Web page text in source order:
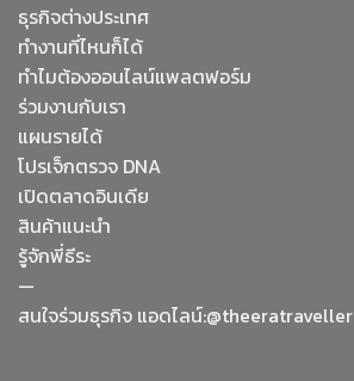
ธุรกิจต่างประเทศ
ทำงานที่ไหนก็ได้
ทำไมต้องออนไลน์แพลตฟอร์ม
ร่วมงานกับเรา
แผนรายได้
โปรเจ็กตรวจ DNA
เปิดตลาดอินเดีย
สินค้าแนะนำ
รู้จักพี่ธีระ
—
สนใจร่วมธุรกิจ แอดไลน์:@theeratraveller